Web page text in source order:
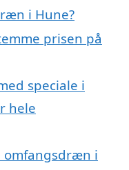
i Hune?
prisen på
speciale i
hele
omfangsdræn i